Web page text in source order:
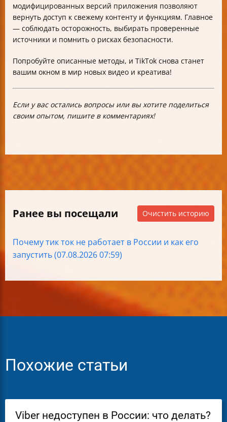
модифицированных версий приложения позволяют
вернуть доступ к свежему контенту и функциям. Главное
— соблюдать осторожность, выбирать проверенные
источники и помнить о рисках безопасности.
Попробуйте описанные методы, и TikTok снова станет
вашим окном в мир новых видео и креатива!
Если у вас остались вопросы или вы хотите поделиться
своим опытом, пишите в комментариях!
Ранее вы посещали Очистить историю
Почему тик ток не работает в России и как его
запустить (07.08.2026 07:59)
Похожие статьи
Viber недоступен в России: что делать?